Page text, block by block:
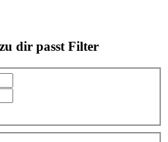
dir passt Filter